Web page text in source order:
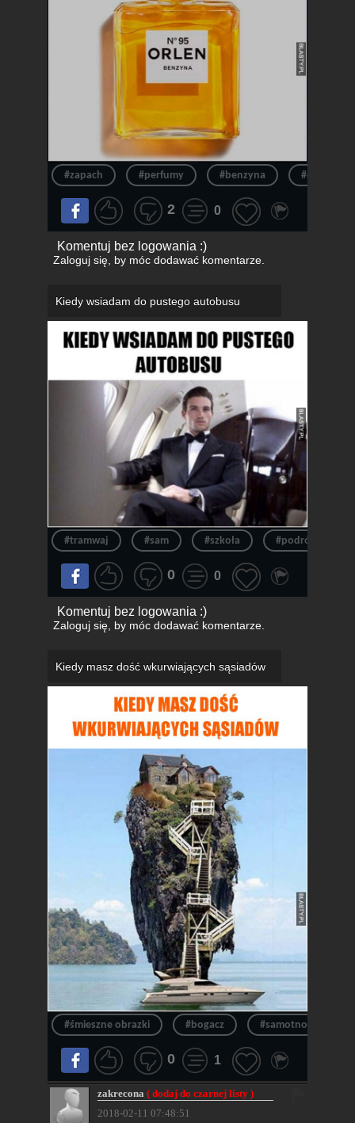
#zapach #perfumy #benzyna #orlen
2 0
Komentuj bez logowania :)
Zaloguj się, by móc dodawać komentarze.
Kiedy wsiadam do pustego autobusu
#tramwaj #sam #szkoła #podróż
0 0
Komentuj bez logowania :)
Zaloguj się, by móc dodawać komentarze.
Kiedy masz dość wkurwiających sąsiadów
#śmieszne obrazki #bogacz #samotność
0 1
zakrecona( dodaj do czarnej listy )
2018-02-11 07:48:51